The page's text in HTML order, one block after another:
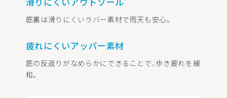
底裏は滑りにくいラバー素材で雨天も安心。
疲れにくいアッパー素材
底の反返りがなめらかにできることで､歩き疲れを緩
和。